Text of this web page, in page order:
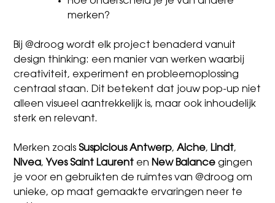
merken?
Bij @droog wordt elk project benaderd vanuit
design thinking: een manier van werken waarbij
creativiteit, experiment en probleemoplossing
centraal staan. Dit betekent dat jouw pop-up niet
alleen visueel aantrekkelijk is, maar ook inhoudelijk
sterk en relevant.
Merken zoalsSuspicious Antwerp,Aiche, Lindt,
Nivea,Yves Saint Laurent en New Balance gingen
je voor en gebruikten de ruimtes van @droog om
unieke, op maat gemaakte ervaringen neer te